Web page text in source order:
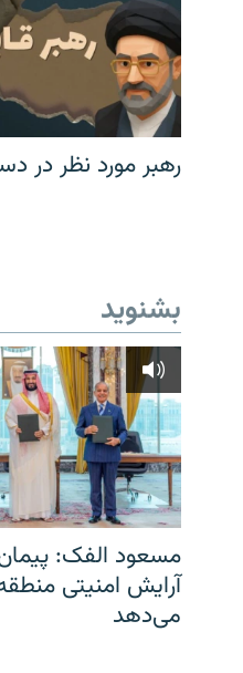
رهبر مورد نظر در
بشنوید
مسعود الفک:
آرایش امنیتی
می‌دهد